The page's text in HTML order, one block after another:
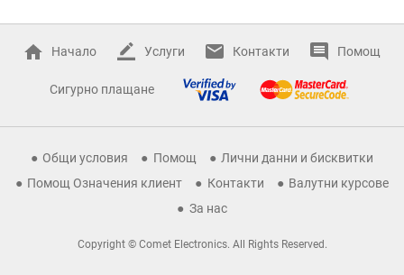
Начало Услуги Контакти Помощ
Сигурно плащане
Общи условия Помощ
Лични данни и бисквитки
Помощ Означения клиент
Контакти
Валутни курсове
За нас
Copyright © Comet Electronics. All Rights Reserved.